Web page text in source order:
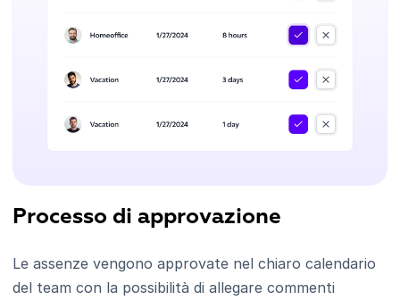
Processo di approvazione
Le assenze vengono approvate nel chiaro calendario
del team con la possibilità di allegare commenti